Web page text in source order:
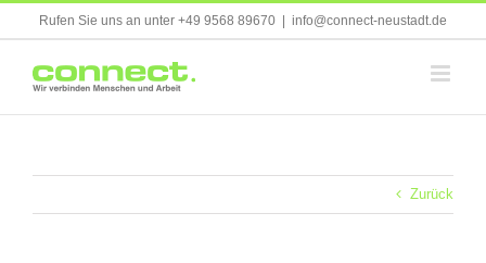
Rufen Sie uns an unter +49 9568 89670 info@connect-neustadt.de
Zurück